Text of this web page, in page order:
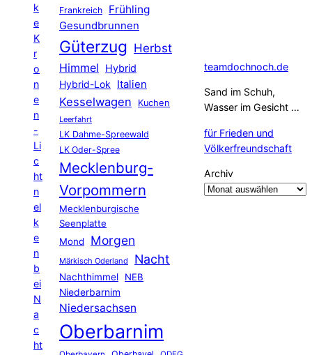
k
e
K
r
o
n
e
n
-
Li
c
ht
n
el
k
e
n
b
ei
N
a
c
ht
Frankreich Frühling
Gesundbrunnen
Güterzug Herbst
Himmel
Hybrid
Hybrid-Lok Italien
Kesselwagen Kuchen
Leerfahrt
LK Dahme-Spreewald
LK Oder-Spree
Mecklenburg-
Vorpommern
Mecklenburgische
Seenplatte
Mond
Morgen
Märkisch Oderland Nacht
Nachthimmel
NEB
Niederbarnim
Niedersachsen
Oberbarnim
teamdochnoch.de
Sand im Schuh,
Wasser im Gesicht …
für Frieden und
Völkerfreundschaft
Archiv